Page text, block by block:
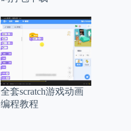
全套scratch游戏动画
编程教程